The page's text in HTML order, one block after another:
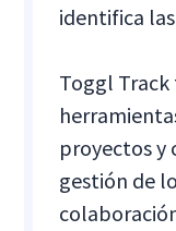
identifica
Toggl
proyectos y
gestión de